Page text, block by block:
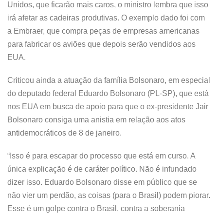
Unidos, que ficarão mais caros, o ministro lembra que isso
irá afetar as cadeiras produtivas. O exemplo dado foi com
a Embraer, que compra peças de empresas americanas
para fabricar os aviões que depois serão vendidos aos
EUA.
Criticou ainda a atuação da família Bolsonaro, em especial
do deputado federal Eduardo Bolsonaro (PL-SP), que está
nos EUA em busca de apoio para que o ex-presidente Jair
Bolsonaro consiga uma anistia em relação aos atos
antidemocráticos de 8 de janeiro.
“Isso é para escapar do processo que está em curso. A
única explicação é de caráter político. Não é infundado
dizer isso. Eduardo Bolsonaro disse em público que se
não vier um perdão, as coisas (para o Brasil) podem piorar.
Esse é um golpe contra o Brasil, contra a soberania